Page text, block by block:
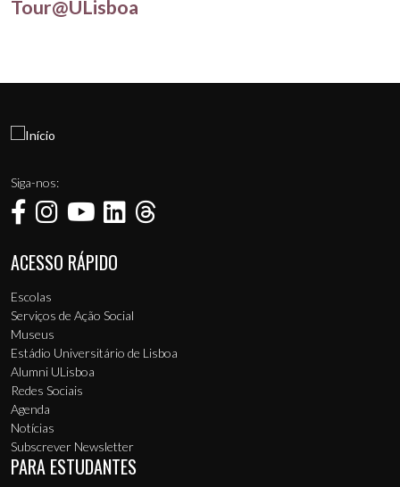
Tour@ULisboa
Siga-nos:
Menu de rodapé
ACESSO RÁPIDO
Escolas
Serviços de Ação Social
Museus
Estádio Universitário de Lisboa
Alumni ULisboa
Redes Sociais
Agenda
Notícias
Subscrever Newsletter
PARA ESTUDANTES